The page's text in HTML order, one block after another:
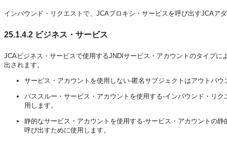
インバウンド・リクエストで、JCAプロキシ・サービスを呼び出すJCAア
25.1.4.2 ビジネス・サービス
JCAビジネス・サービスで使用するJNDIサービス・アカウントのタイプ
出されます。
サービス・アカウントを使用しない-匿名サブジェクトはアウトバ
パススルー・サービス・アカウントを使用する-インバウンド・リ
用します。
静的なサービス・アカウントを使用する-サービス・アカウントの
呼び出すために使用します。